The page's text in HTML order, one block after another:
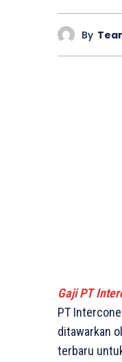
By
Gaji PT
PT
ditawarkan
terbaru